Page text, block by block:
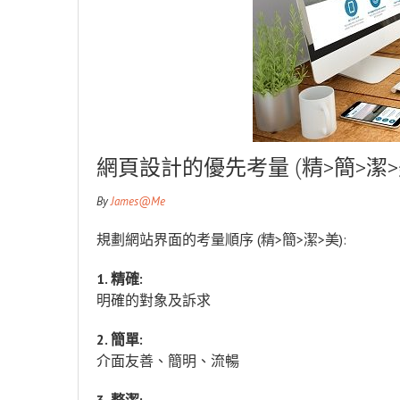
網頁設計的優先考量 (精>簡>潔
ByJames@Me
規劃網站界面的考量順序 (精>簡>潔>美):
1. 精確:
明確的對象及訴求
2. 簡單:
介面友善、簡明、流暢